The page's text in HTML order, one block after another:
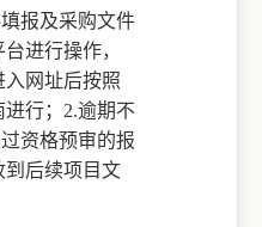
报及采购文件
进行操作，
网址后按照
行； 2.逾期不
资格预审的报
到后续项目文